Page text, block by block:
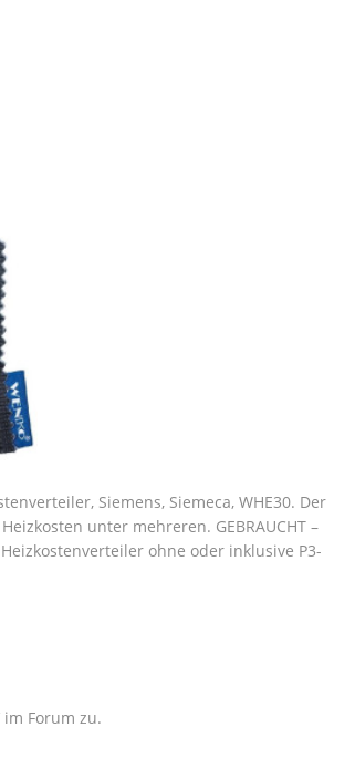
Siemens, Siemeca, WHE30. Der
unter mehreren. GEBRAUCHT –
ohne oder inklusive P3-
im Forum zu.